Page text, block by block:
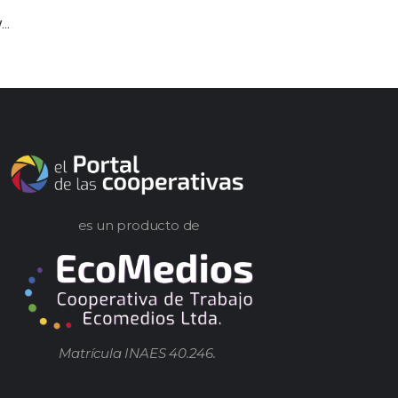
es un producto de
Matrícula INAES 40.246.